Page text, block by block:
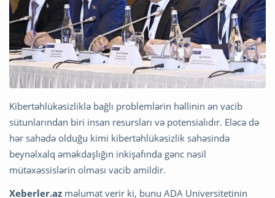
Kibertəhlükəsizliklə bağlı problemlərin həllinin ən vacib
sütunlarından biri insan resursları və potensialıdır. Eləcə də
hər sahədə olduğu kimi kibertəhlükəsizlik sahəsində
beynəlxalq əməkdaşlığın inkişafında gənc nəsil
mütəxəssislərin olması vacib amildir.
Xeberler.az məlumat verir ki, bunu ADA Universitetinin